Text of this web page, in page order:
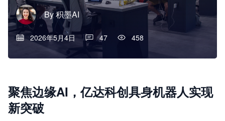
By积墨AI
2026年5月4日 47 458
聚焦边缘AI，亿达科创具身机器人实现
新突破